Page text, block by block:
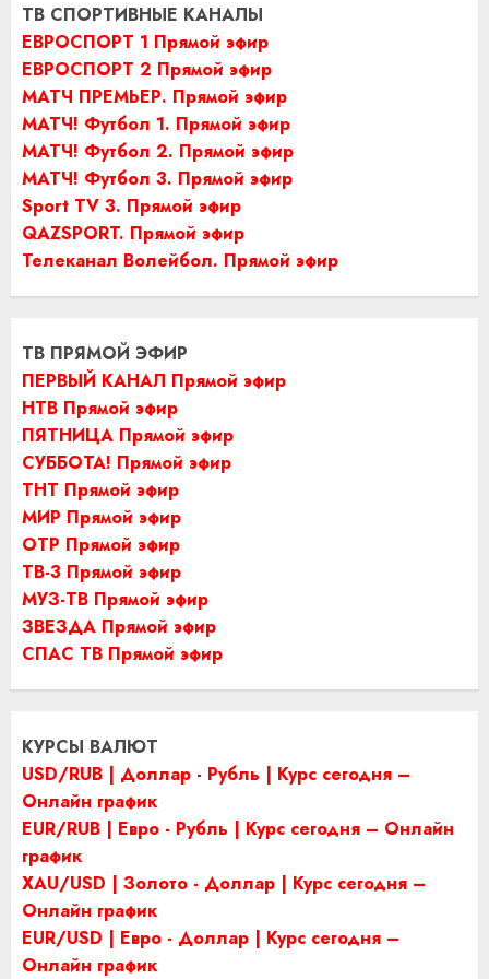
ТВ СПОРТИВНЫЕ КАНАЛЫ
ЕВРОСПОРТ 1 Прямой эфир
ЕВРОСПОРТ 2 Прямой эфир
МАТЧ ПРЕМЬЕР. Прямой эфир
МАТЧ! Футбол 1. Прямой эфир
МАТЧ! Футбол 2. Прямой эфир
МАТЧ! Футбол 3. Прямой эфир
Sport TV 3. Прямой эфир
QAZSPORT. Прямой эфир
Телеканал Волейбол. Прямой эфир
ТВ ПРЯМОЙ ЭФИР
ПЕРВЫЙ КАНАЛ Прямой эфир
НТВ Прямой эфир
ПЯТНИЦА Прямой эфир
СУББОТА! Прямой эфир
ТНТ Прямой эфир
МИР Прямой эфир
ОТР Прямой эфир
ТВ-3 Прямой эфир
МУЗ-ТВ Прямой эфир
ЗВЕЗДА Прямой эфир
СПАС ТВ Прямой эфир
КУРСЫ ВАЛЮТ
USD/RUB | Доллар - Рубль | Курс сегодня –
Онлайн график
EUR/RUB | Евро - Рубль | Курс сегодня – Онлайн
график
XAU/USD | Золото - Доллар | Курс сегодня –
Онлайн график
EUR/USD | Евро - Доллар | Курс сегодня –
Онлайн график